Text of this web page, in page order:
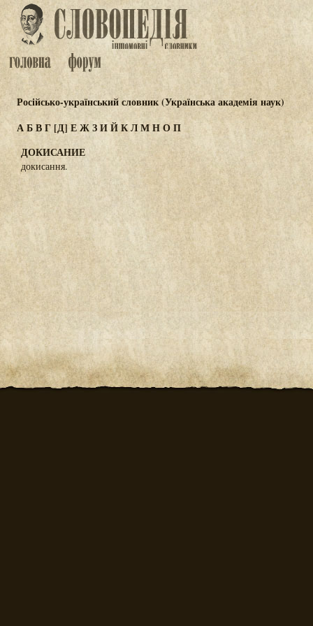
Російсько-український словник (Українська академія наук)
АБВГ [Д] ЕЖЗИЙКЛМНОП
ДОКИСАНИЕ
докисання.